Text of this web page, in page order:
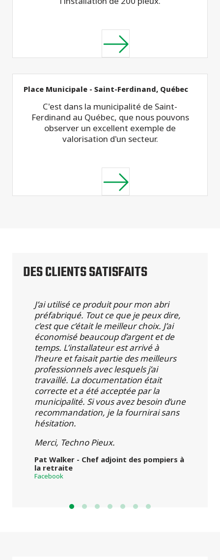
Place Municipale - Saint-Ferdinand, Québec
C'est dans la municipalité de Saint-
Ferdinand au Québec, que nous pouvons
observer un excellent exemple de
valorisation d'un secteur.
DES CLIENTS SATISFAITS
J’ai utilisé ce produit pour mon abri
préfabriqué. Tout ce que je peux dire,
c’est que c’était le meilleur choix. J’ai
économisé beaucoup d’argent et de
temps. L’installateur est arrivé à
l’heure et faisait partie des meilleurs
professionnels avec lesquels j’ai
travaillé. La documentation était
correcte et a été acceptée par la
municipalité. Si vous avez besoin d’une
recommandation, je la fournirai sans
hésitation.
Merci, Techno Pieux.
Pat Walker - Chef adjoint des pompiers à
la retraite
Facebook